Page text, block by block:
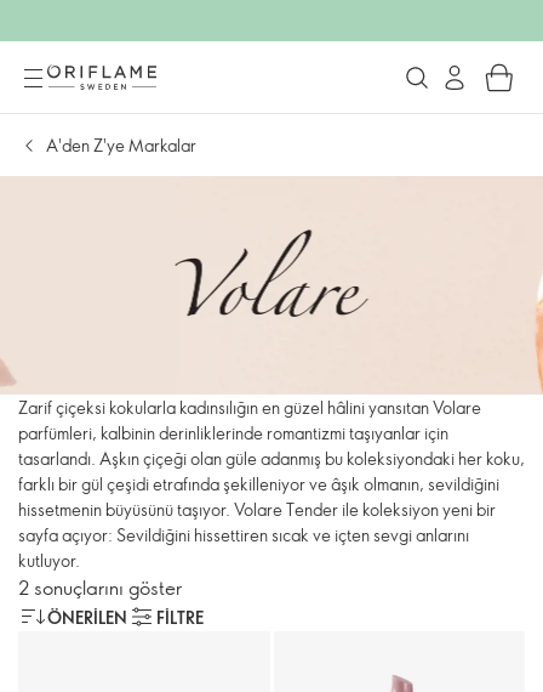
A'den Z'ye Markalar
Zarif çiçeksi kokularla kadınsılığın en güzel hâlini yansıtan Volare
parfümleri, kalbinin derinliklerinde romantizmi taşıyanlar için
tasarlandı. Aşkın çiçeği olan güle adanmış bu koleksiyondaki her koku,
farklı bir gül çeşidi etrafında şekilleniyor ve âşık olmanın, sevildiğini
hissetmenin büyüsünü taşıyor. Volare Tender ile koleksiyon yeni bir
sayfa açıyor: Sevildiğini hissettiren sıcak ve içten sevgi anlarını
kutluyor.
2 sonuçlarını göster
ÖNERILEN FILTRE